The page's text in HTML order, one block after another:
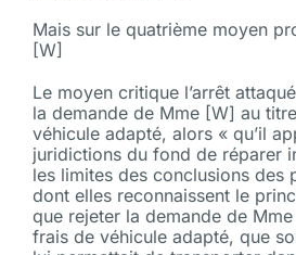
Mais sur le quatrième moyen
[W]
Le moyen critique l’arrêt
la demande de Mme [W] au
véhicule adapté, alors « qu’il
juridictions du fond de réparer
les limites des conclusions des
dont elles reconnaissent le
que rejeter la demande de
frais de véhicule adapté, que